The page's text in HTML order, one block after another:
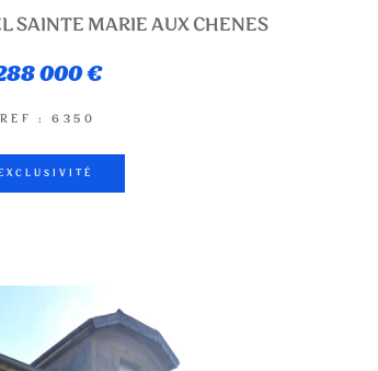
SAINTE MARIE AUX CHENES
000 €
REF : 6350